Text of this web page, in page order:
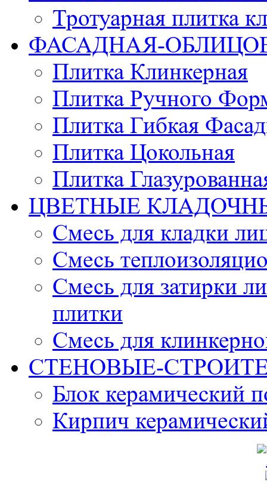
Тротуарная плитка
ФАСАДНАЯ-
Плитка Клинкерная
Плитка Ручного
Плитка Гибкая
Плитка Цокольная
Плитка
ЦВЕТНЫЕ
Смесь для кладки
Смесь
Смесь для затирки
плитки
Смесь для
СТЕНОВЫЕ-
Блок керамический
Кирпич